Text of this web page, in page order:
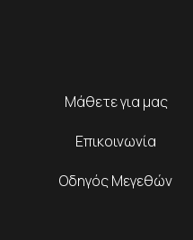
Μάθετε για μας
Επικοινωνία
Οδηγός Μεγεθών